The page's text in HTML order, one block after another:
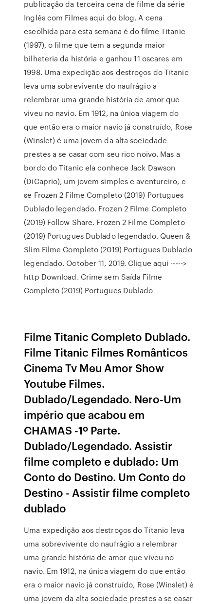
publicação da terceira cena de filme da série
Inglês com Filmes aqui do blog. A cena
escolhida para esta semana é do filme Titanic
(1997), o filme que tem a segunda maior
bilheteria da história e ganhou 11 oscares em
1998. Uma expedição aos destroços do Titanic
leva uma sobrevivente do naufrágio a
relembrar uma grande história de amor que
viveu no navio. Em 1912, na única viagem do
que então era o maior navio já construído, Rose
(Winslet) é uma jovem da alta sociedade
prestes a se casar com seu rico noivo. Mas a
bordo do Titanic ela conhece Jack Dawson
(DiCaprio), um jovem simples e aventureiro, e
se Frozen 2 Filme Completo (2019) Portugues
Dublado legendado. Frozen 2 Filme Completo
(2019) Follow Share. Frozen 2 Filme Completo
(2019) Portugues Dublado legendado. Queen &
Slim Filme Completo (2019) Portugues Dublado
legendado. October 11, 2019. Clique aqui ----->
http Download. Crime sem Saída Filme
Completo (2019) Portugues Dublado
Filme Titanic Completo Dublado.
Filme Titanic Filmes Românticos
Cinema Tv Meu Amor Show
Youtube Filmes.
Dublado/Legendado. Nero-Um
império que acabou em
CHAMAS -1º Parte.
Dublado/Legendado. Assistir
filme completo e dublado: Um
Conto do Destino. Um Conto do
Destino - Assistir filme completo
dublado
Uma expedição aos destroços do Titanic leva
uma sobrevivente do naufrágio a relembrar
uma grande história de amor que viveu no
navio. Em 1912, na única viagem do que então
era o maior navio já construído, Rose (Winslet) é
uma jovem da alta sociedade prestes a se casar